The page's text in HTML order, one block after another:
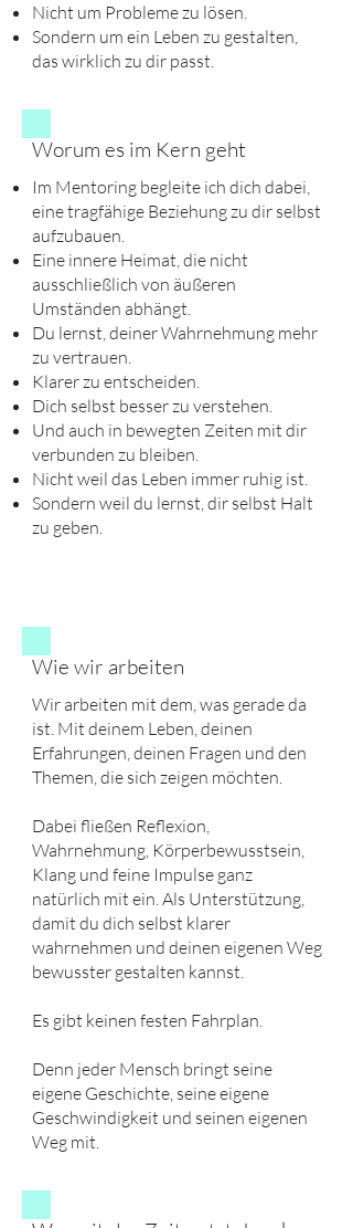
Nicht um Probleme zu lösen.
Sondern um ein Leben zu gestalten,
das wirklich zu dir passt.
Worum es im Kern geht
Im Mentoring begleite ich dich dabei,
eine tragfähige Beziehung zu dir selbst
aufzubauen.
Eine innere Heimat, die nicht
ausschließlich von äußeren
Umständen abhängt.
Du lernst, deiner Wahrnehmung mehr
zu vertrauen.
Klarer zu entscheiden.
Dich selbst besser zu verstehen.
Und auch in bewegten Zeiten mit dir
verbunden zu bleiben.
Nicht weil das Leben immer ruhig ist.
Sondern weil du lernst, dir selbst Halt
zu geben.
Wie wir arbeiten
Wir arbeiten mit dem, was gerade da
ist. Mit deinem Leben, deinen
Erfahrungen, deinen Fragen und den
Themen, die sich zeigen möchten.
Dabei fließen Reflexion,
Wahrnehmung, Körperbewusstsein,
Klang und feine Impulse ganz
natürlich mit ein. Als Unterstützung,
damit du dich selbst klarer
wahrnehmen und deinen eigenen Weg
bewusster gestalten kannst.
Es gibt keinen festen Fahrplan.
Denn jeder Mensch bringt seine
eigene Geschichte, seine eigene
Geschwindigkeit und seinen eigenen
Weg mit.